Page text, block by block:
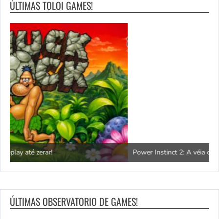
ÚLTIMAS TOLOI GAMES!
Power Instinct 2: A véia contra-ataca!
ÚLTIMAS OBSERVATORIO DE GAMES!